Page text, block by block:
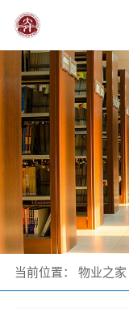
当前位置： 物业之家